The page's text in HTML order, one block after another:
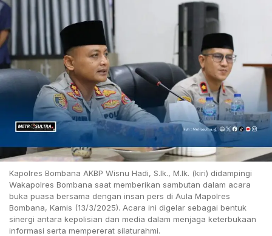
Kapolres Bombana AKBP Wisnu Hadi, S.Ik., M.Ik. (kiri) didampingi
Wakapolres Bombana saat memberikan sambutan dalam acara
buka puasa bersama dengan insan pers di Aula Mapolres
Bombana, Kamis (13/3/2025). Acara ini digelar sebagai bentuk
sinergi antara kepolisian dan media dalam menjaga keterbukaan
informasi serta mempererat silaturahmi.